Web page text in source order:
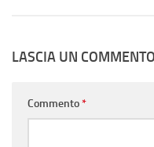
LASCIA UN COMMENTO
Commento*